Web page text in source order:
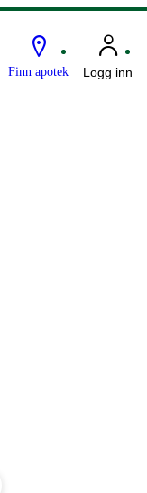
Finn apotek Logg inn